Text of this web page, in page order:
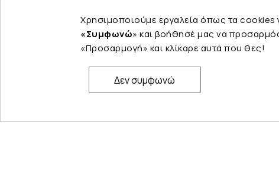
Χρησιμοποιούμε εργαλεία όπως τα cookies
«Συμφωνώ» και βοήθησέ μας να
«Προσαρμογή» και κλίκαρε αυτά που θες!
Δεν συμφωνώ